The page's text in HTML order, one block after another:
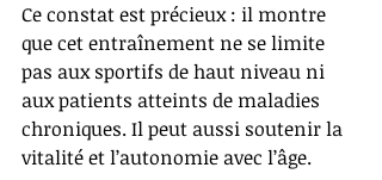
Ce constat est précieux : il montre
que cet entraînement ne se limite
pas aux sportifs de haut niveau ni
aux patients atteints de maladies
chroniques. Il peut aussi soutenir la
vitalité et l’autonomie avec l’âge.